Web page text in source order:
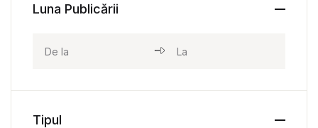
Luna Publicării
Tipul